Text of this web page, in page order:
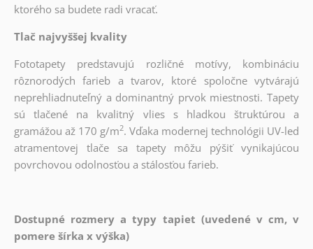
ktorého sa budete radi vracať.
Tlač najvyššej kvality
Fototapety predstavujú rozličné motívy, kombináciu
rôznorodých farieb a tvarov, ktoré spoločne vytvárajú
neprehliadnuteľný a dominantný prvok miestnosti. Tapety
sú tlačené na kvalitný vlies s hladkou štruktúrou a
gramážou až 170 g/m2. Vďaka modernej technológii UV-led
atramentovej tlače sa tapety môžu pýšiť vynikajúcou
povrchovou odolnosťou a stálosťou farieb.
Dostupné rozmery a typy tapiet (uvedené v cm, v
pomere šírka x výška)